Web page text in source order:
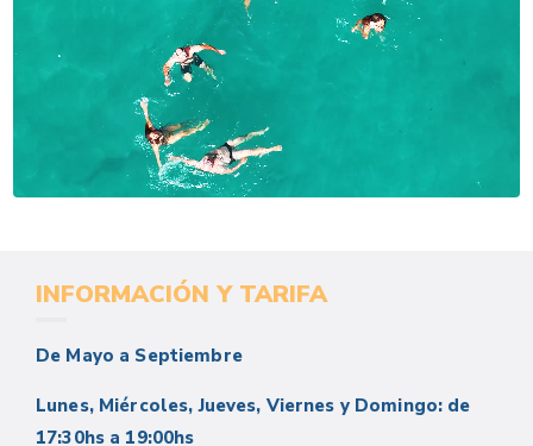
INFORMACIÓN Y TARIFA
De Mayo a Septiembre
Lunes, Miércoles, Jueves, Viernes y Domingo: de
17:30hs a 19:00hs